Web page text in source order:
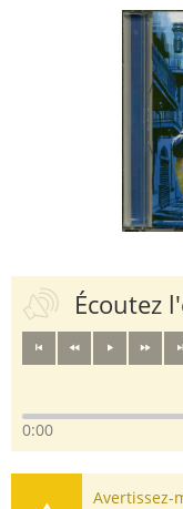
Écoutez
0:00
Avertissez-